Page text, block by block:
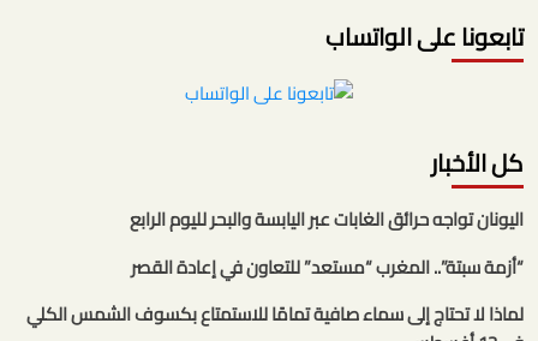
تابعونا على الواتساب
كل الأخبار
اليونان تواجه حرائق الغابات عبر اليابسة والبحر لليوم الرابع
“أزمة سبتة”.. المغرب “مستعد” للتعاون في إعادة القصر
لماذا لا تحتاج إلى سماء صافية تمامًا للاستمتاع بكسوف الشمس الكلي